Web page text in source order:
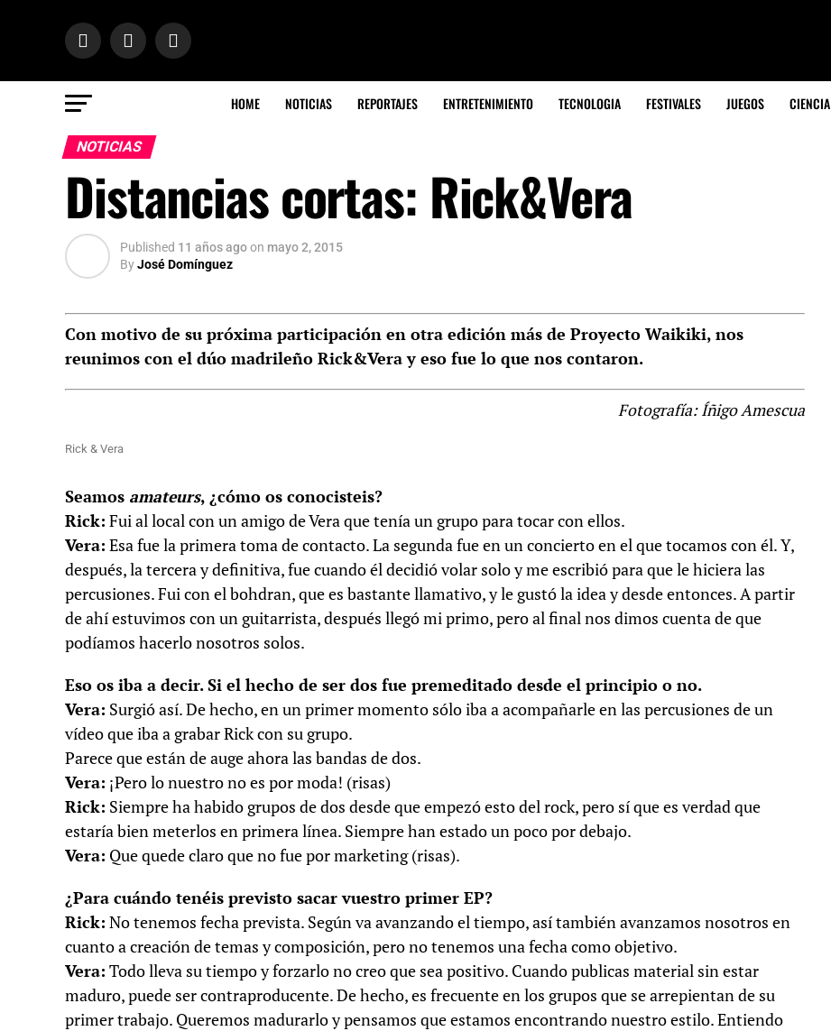
HOME NOTICIAS REPORTAJES ENTRETENIMIENTO TECNOLOGIA FESTIVALES JUEGOS CIENCIA
NOTICIAS
Distancias cortas: Rick&Vera
Published 11 años agoon mayo 2, 2015
ByJosé Domínguez
Con motivo de su próxima participación en otra edición más de Proyecto Waikiki, nos
reunimos con el dúo madrileño Rick&Vera y eso fue lo que nos contaron.
Fotografía: Íñigo Amescua
Rick & Vera
Seamos amateurs, ¿cómo os conocisteis?
Rick: Fui al local con un amigo de Vera que tenía un grupo para tocar con ellos.
Vera: Esa fue la primera toma de contacto. La segunda fue en un concierto en el que tocamos con él. Y,
después, la tercera y definitiva, fue cuando él decidió volar solo y me escribió para que le hiciera las
percusiones. Fui con el bohdran, que es bastante llamativo, y le gustó la idea y desde entonces. A partir
de ahí estuvimos con un guitarrista, después llegó mi primo, pero al final nos dimos cuenta de que
podíamos hacerlo nosotros solos.
Eso os iba a decir. Si el hecho de ser dos fue premeditado desde el principio o no.
Vera: Surgió así. De hecho, en un primer momento sólo iba a acompañarle en las percusiones de un
vídeo que iba a grabar Rick con su grupo.
Parece que están de auge ahora las bandas de dos.
Vera: ¡Pero lo nuestro no es por moda! (risas)
Rick: Siempre ha habido grupos de dos desde que empezó esto del rock, pero sí que es verdad que
estaría bien meterlos en primera línea. Siempre han estado un poco por debajo.
Vera: Que quede claro que no fue por marketing (risas).
¿Para cuándo tenéis previsto sacar vuestro primer EP?
Rick: No tenemos fecha prevista. Según va avanzando el tiempo, así también avanzamos nosotros en
cuanto a creación de temas y composición, pero no tenemos una fecha como objetivo.
Vera: Todo lleva su tiempo y forzarlo no creo que sea positivo. Cuando publicas material sin estar
maduro, puede ser contraproducente. De hecho, es frecuente en los grupos que se arrepientan de su
primer trabajo. Queremos madurarlo y pensamos que estamos encontrando nuestro estilo. Entiendo